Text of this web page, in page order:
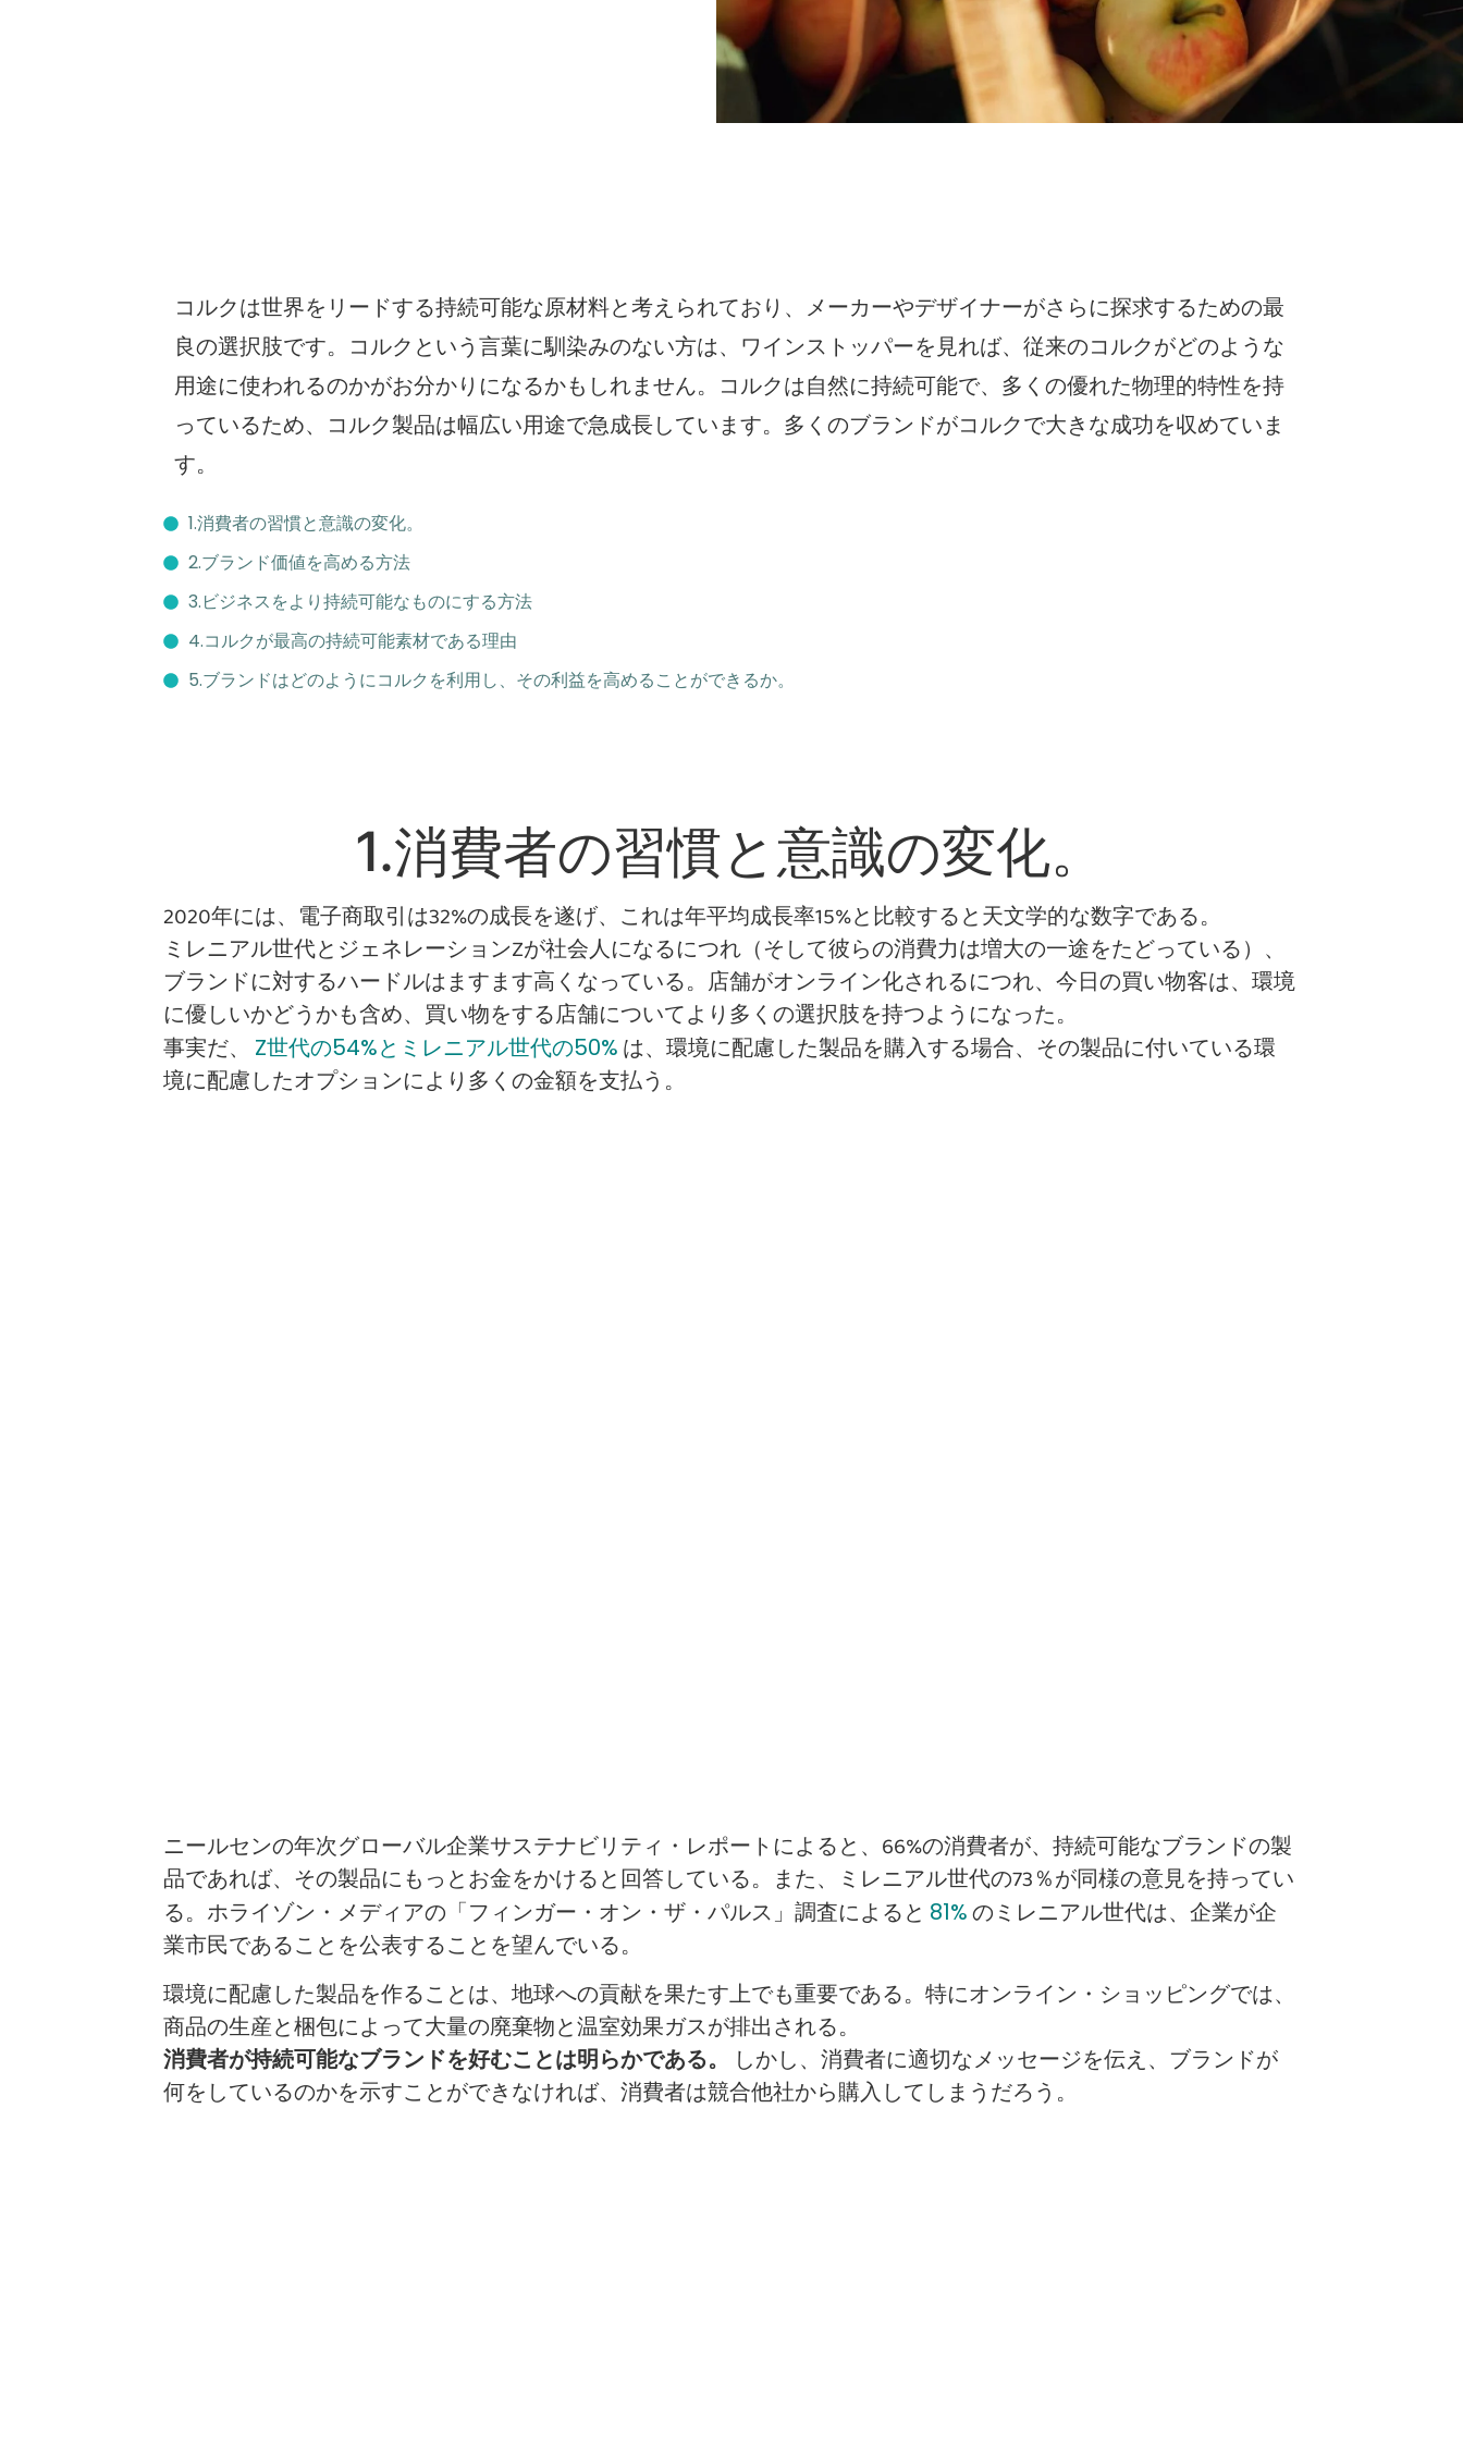
コルクは世界をリードする持続可能な原材料と考えられており、メーカーやデザイナーがさらに探求するための最
良の選択肢です。コルクという言葉に馴染みのない方は、ワインストッパーを見れば、従来のコルクがどのような
用途に使われるのかがお分かりになるかもしれません。コルクは自然に持続可能で、多くの優れた物理的特性を持
っているため、コルク製品は幅広い用途で急成長しています。多くのブランドがコルクで大きな成功を収めていま
す。
1.消費者の習慣と意識の変化。
2.ブランド価値を高める方法
3.ビジネスをより持続可能なものにする方法
4.コルクが最高の持続可能素材である理由
5.ブランドはどのようにコルクを利用し、その利益を高めることができるか。
1.消費者の習慣と意識の変化。
2020年には、電子商取引は32%の成長を遂げ、これは年平均成長率15%と比較すると天文学的な数字である。
ミレニアル世代とジェネレーションZが社会人になるにつれ（そして彼らの消費力は増大の一途をたどっている）、
ブランドに対するハードルはますます高くなっている。店舗がオンライン化されるにつれ、今日の買い物客は、環境
に優しいかどうかも含め、買い物をする店舗についてより多くの選択肢を持つようになった。
事実だ、
Z世代の54%とミレニアル世代の50% は、環境に配慮した製品を購入する場合、その製品に付いている環
境に配慮したオプションにより多くの金額を支払う。
ニールセンの年次グローバル企業サステナビリティ・レポートによると、66%の消費者が、持続可能なブランドの製
品であれば、その製品にもっとお金をかけると回答している。また、ミレニアル世代の73％が同様の意見を持ってい
る。ホライゾン・メディアの「フィンガー・オン・ザ・パルス」調査によると 81%のミレニアル世代は、企業が企
業市民であることを公表することを望んでいる。
環境に配慮した製品を作ることは、地球への貢献を果たす上でも重要である。特にオンライン・ショッピングでは、
商品の生産と梱包によって大量の廃棄物と温室効果ガスが排出される。
消費者が持続可能なブランドを好むことは明らかである。
しかし、消費者に適切なメッセージを伝え、ブランドが
何をしているのかを示すことができなければ、消費者は競合他社から購入してしまうだろう。